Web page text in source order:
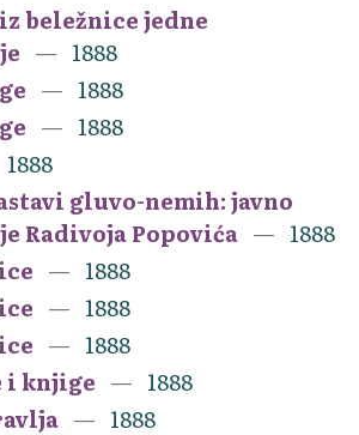
beležnice jedne
1888
1888
1888
1888
gluvo-nemih: javno
Radivoja Popovića
1888
1888
1888
1888
i knjige
1888
1888